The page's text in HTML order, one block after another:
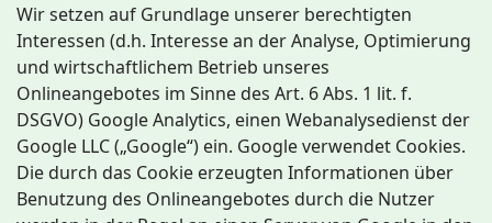
Wir setzen auf Grundlage unserer berechtigten
Interessen (d.h. Interesse an der Analyse, Optimierung
und wirtschaftlichem Betrieb unseres
Onlineangebotes im Sinne des Art. 6 Abs. 1 lit. f.
DSGVO) Google Analytics, einen Webanalysedienst der
Google LLC („Google“) ein. Google verwendet Cookies.
Die durch das Cookie erzeugten Informationen über
Benutzung des Onlineangebotes durch die Nutzer